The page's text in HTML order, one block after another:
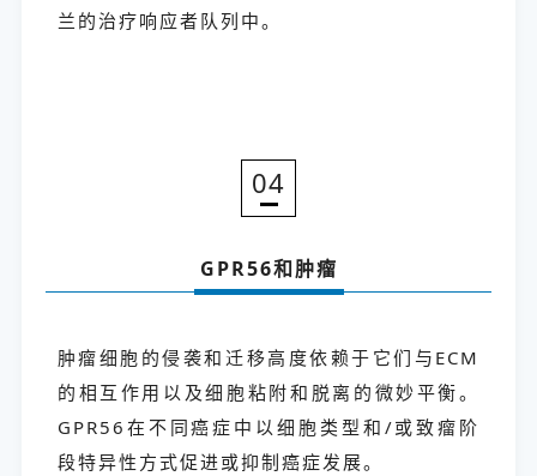
兰的治疗响应者队列中。
04
GPR56和肿瘤
肿瘤细胞的侵袭和迁移高度依赖于它们与ECM
的相互作用以及细胞粘附和脱离的微妙平衡。
GPR56在不同癌症中以细胞类型和/或致瘤阶
段特异性方式促进或抑制癌症发展。